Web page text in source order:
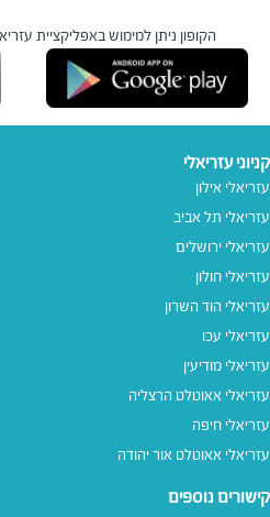
הקופון ניתן למימוש באפליקציית
קניוני עזריאלי
עזריאלי אילון
עזריאלי תל אביב
עזריאלי ירושלים
עזריאלי חולון
עזריאלי הוד השרון
עזריאלי עכו
עזריאלי מודיעין
עזריאלי אאוטלט הרצליה
עזריאלי חיפה
עזריאלי אאוטלט אור יהודה
קישורים נוספים